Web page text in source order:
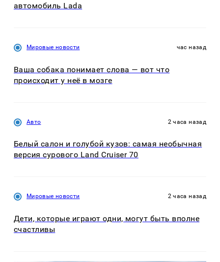
автомобиль Lada
Мировые новости час назад
Ваша собака понимает слова — вот что
происходит у неё в мозге
Авто 2 часа назад
Белый салон и голубой кузов: самая необычная
версия сурового Land Cruiser 70
Мировые новости 2 часа назад
Дети, которые играют одни, могут быть вполне
счастливы